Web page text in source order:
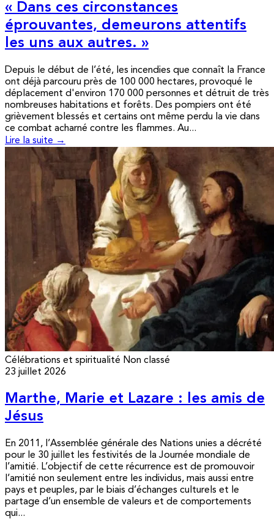
« Dans ces circonstances
éprouvantes, demeurons attentifs
les uns aux autres. »
Depuis le début de l’été, les incendies que connaît la France
ont déjà parcouru près de 100 000 hectares, provoqué le
déplacement d'environ 170 000 personnes et détruit de très
nombreuses habitations et forêts. Des pompiers ont été
grièvement blessés et certains ont même perdu la vie dans
ce combat acharné contre les flammes. Au...
Lire la suite →
Célébrations et spiritualité Non classé
23 juillet 2026
Marthe, Marie et Lazare : les amis de
Jésus
En 2011, l’Assemblée générale des Nations unies a décrété
pour le 30 juillet les festivités de la Journée mondiale de
l’amitié. L’objectif de cette récurrence est de promouvoir
l’amitié non seulement entre les individus, mais aussi entre
pays et peuples, par le biais d’échanges culturels et le
partage d’un ensemble de valeurs et de comportements
qui...